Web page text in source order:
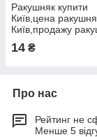
Ракушняк купити
Київ,цена
Київ,продажу
14 ₴
Про нас
Рейтинг не
Менше 5